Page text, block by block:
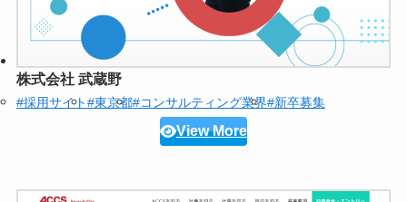
株式会社 武蔵野
#採用サイト#東京都#コンサルティング業界#新卒募集
View More